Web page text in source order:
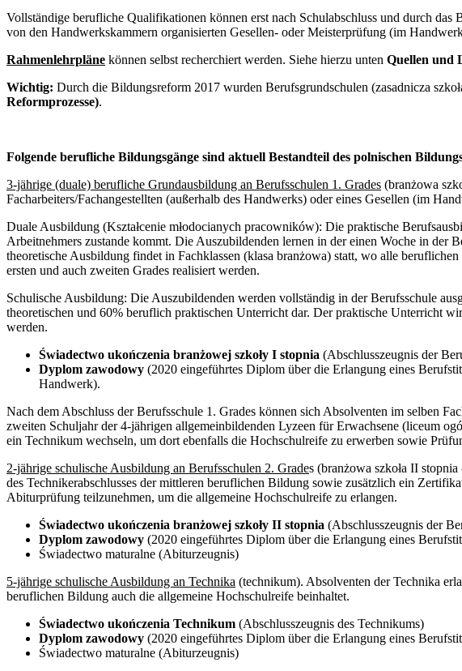
Vollständige berufliche Qualifikationen können erst nach Schulabschluss und durch
von den Handwerkskammern organisierten Gesellen- oder Meisterprüfung (im
Rahmenlehrpläne können selbst recherchiert werden. Siehe hierzu unten Quellen und
Wichtig: Durch die Bildungsreform 2017 wurden Berufsgrundschulen (zasadnicza
Reformprozesse).
Folgende berufliche Bildungsgänge sind aktuell Bestandteil des polnischen
3-jährige (duale) berufliche Grundausbildung an Berufsschulen 1. Grades (branżowa
Facharbeiters/Fachangestellten (außerhalb des Handwerks) oder eines Gesellen (im
Duale Ausbildung (Kształcenie młodocianych pracowników): Die praktische
Arbeitnehmers zustande kommt. Die Auszubildenden lernen in der einen Woche in
theoretische Ausbildung findet in Fachklassen (klasa branżowa) statt, wo alle
ersten und auch zweiten Grades realisiert werden.
Schulische Ausbildung: Die Auszubildenden werden vollständig in der Berufsschule
theoretischen und 60% beruflich praktischen Unterricht dar. Der praktische Unterricht
werden.
Świadectwo ukończenia branżowej szkoły I stopnia (Abschlusszeugnis der
Dyplom zawodowy (2020 eingeführtes Diplom über die Erlangung eines
Handwerk).
Nach dem Abschluss der Berufsschule 1. Grades können sich Absolventen im selben
zweiten Schuljahr der 4-jährigen allgemeinbildenden Lyzeen für Erwachsene (liceum
ein Technikum wechseln, um dort ebenfalls die Hochschulreife zu erwerben sowie
2-jährige schulische Ausbildung an Berufsschulen 2. Grades (branżowa szkoła II
des Technikerabschlusses der mittleren beruflichen Bildung sowie zusätzlich ein
Abiturprüfung teilzunehmen, um die allgemeine Hochschulreife zu erlangen.
Świadectwo ukończenia branżowej szkoły II stopnia (Abschlusszeugnis der
Dyplom zawodowy (2020 eingeführtes Diplom über die Erlangung eines
Świadectwo maturalne (Abiturzeugnis)
5-jährige schulische Ausbildung an Technika (technikum). Absolventen der Technika
beruflichen Bildung auch die allgemeine Hochschulreife beinhaltet.
Świadectwo ukończenia Technikum (Abschlusszeugnis des Technikums)
Dyplom zawodowy (2020 eingeführtes Diplom über die Erlangung eines
Świadectwo maturalne (Abiturzeugnis)